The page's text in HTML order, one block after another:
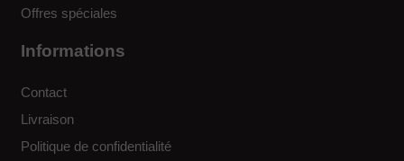
Offres spéciales
Informations
Contact
Livraison
Politique de confidentialité